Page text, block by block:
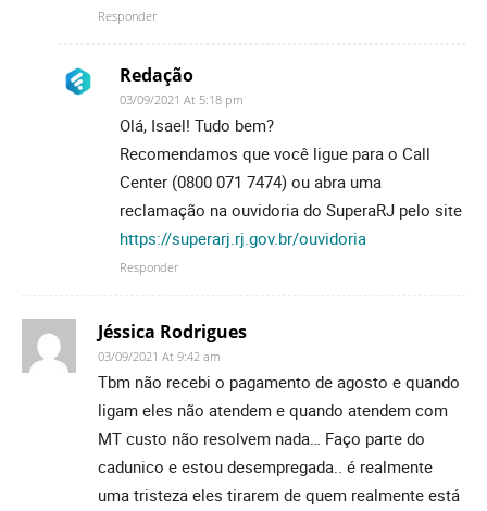
Responder
Redação
03/09/2021 At 5:18 pm
Olá, Isael! Tudo bem?
Recomendamos que você ligue para o Call
Center (0800 071 7474) ou abra uma
reclamação na ouvidoria do SuperaRJ pelo site
https://superarj.rj.gov.br/ouvidoria
Responder
Jéssica Rodrigues
03/09/2021 At 9:42 am
Tbm não recebi o pagamento de agosto e quando
ligam eles não atendem e quando atendem com
MT custo não resolvem nada… Faço parte do
cadunico e estou desempregada.. é realmente
uma tristeza eles tirarem de quem realmente está